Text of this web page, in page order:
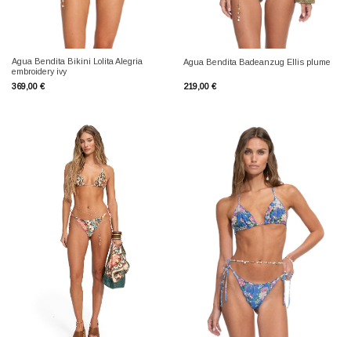
Agua Bendita Bikini Lolita Alegria
embroidery ivy
369,00 €
Agua Bendita Badeanzug Ellis plume
219,00 €